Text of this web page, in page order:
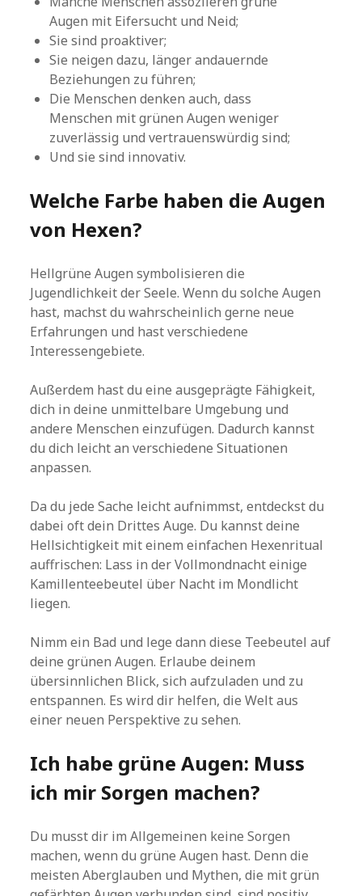
Augen mit Eifersucht und Neid;
Sie sind proaktiver;
Sie neigen dazu, länger andauernde
Beziehungen zu führen;
Die Menschen denken auch, dass
Menschen mit grünen Augen weniger
zuverlässig und vertrauenswürdig sind;
Und sie sind innovativ.
Welche Farbe haben die Augen
von Hexen?
Hellgrüne Augen symbolisieren die
Jugendlichkeit der Seele. Wenn du solche Augen
hast, machst du wahrscheinlich gerne neue
Erfahrungen und hast verschiedene
Interessengebiete.
Außerdem hast du eine ausgeprägte Fähigkeit,
dich in deine unmittelbare Umgebung und
andere Menschen einzufügen. Dadurch kannst
du dich leicht an verschiedene Situationen
anpassen.
Da du jede Sache leicht aufnimmst, entdeckst du
dabei oft dein Drittes Auge. Du kannst deine
Hellsichtigkeit mit einem einfachen Hexenritual
auffrischen: Lass in der Vollmondnacht einige
Kamillenteebeutel über Nacht im Mondlicht
liegen.
Nimm ein Bad und lege dann diese Teebeutel auf
deine grünen Augen. Erlaube deinem
übersinnlichen Blick, sich aufzuladen und zu
entspannen. Es wird dir helfen, die Welt aus
einer neuen Perspektive zu sehen.
Ich habe grüne Augen: Muss
ich mir Sorgen machen?
Du musst dir im Allgemeinen keine Sorgen
machen, wenn du grüne Augen hast. Denn die
meisten Aberglauben und Mythen, die mit grün